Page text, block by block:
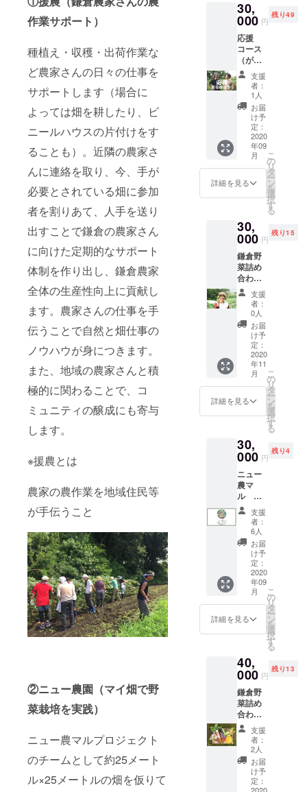
作業サポート）
種植え・収穫・出荷作業な
ど農家さんの日々の仕事を
サポートします（場合に
よっては畑を耕したり、ビ
ニールハウスの片付けをす
ることも）。近隣の農家さ
んに連絡を取り、今、手が
必要とされている畑に参加
者を割りあて、人手を送り
出すことで鎌倉の農家さん
に向けた定期的なサポート
体制を作り出し、鎌倉農家
全体の生産性向上に貢献し
ます。農家さんの仕事を手
伝うことで自然と畑仕事の
ノウハウが身につきます。
また、地域の農家さんと積
極的に関わることで、コ
ミュニティの醸成にも寄与
します。
※援農とは
農家の農作業を地域住民等
が手伝うこと
②ニュー農園（マイ畑で野
菜栽培を実践）
ニュー農マルプロジェクト
のチームとして約25メート
ル×25メートルの畑を仮りて
の上調
整いた
しま
す）
奈川県
鎌倉市
関谷６
８５−１
（かん
太村）
※会場ま
での交
通費は
自己負
担とな
ります
ので予
めご了
承くだ
さい。
※マル
者還元
はござ
ん（全
額出店
者様の
収益と
なりま
す） ＞
Tsukiic
Marché
kamak
https://
stagra
m.com/
tsukiich
he_ka
makura
30,
000 円
残り49
応援
コース
（がっ
つり）
かん太
村に支
援者名
札を掲
載いた
しま
す。
「※支援
時、必
ず備考
欄にご
希望の
をご記
入くだ
さ
い。」
支援
者：
1人
お届
け予
定：
2020
年09
月
詳細を見る
こ
の
リ
タ
ー
ン
を
選
択
す
る
30,
000 円
残り15
鎌倉野
菜詰め
合わせ3
回 ■発
送内
容： 2
枚目の
写真が1
回の発
送容量
イメー
ジで
す。
支援
者：
0人
お届
け予
定：
2020
年11
月
詳細を見る
こ
の
リ
タ
ー
ン
を
選
択
す
る
30,
000 円
残り4
ニュー
農マ
ル 会
員プラ
ン（第
一期
生：会
員10
名） ■
援農を
通じた
農作業
体験 2
回/月 ■
みんな
で畑作
2回/月 ■
たっぷ
りお土
産野菜
1回/月 □
実施時
期：9月
下旬ｰ12
月上
旬 3ヶ
作業体
支援
者：
6人
お届
け予
定：
2020
年09
月
詳細を見る
こ
の
リ
タ
ー
ン
を
選
択
す
る
40,
000 円
残り13
鎌倉野
菜詰め
合わせ4
回 ■発
送内
容： 写
真が1回
の発送
容量イ
支援
者：
2人
お届
け予
定：